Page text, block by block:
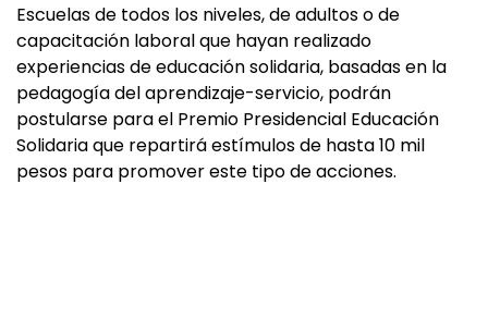
Escuelas de todos los niveles, de adultos o de
capacitación laboral que hayan realizado
experiencias de educación solidaria, basadas en la
pedagogía del aprendizaje-servicio, podrán
postularse para el Premio Presidencial Educación
Solidaria que repartirá estímulos de hasta 10 mil
pesos para promover este tipo de acciones.